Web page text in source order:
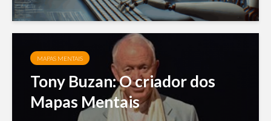
MAPAS MENTAIS
Tony Buzan: O criador dos
Mapas Mentais